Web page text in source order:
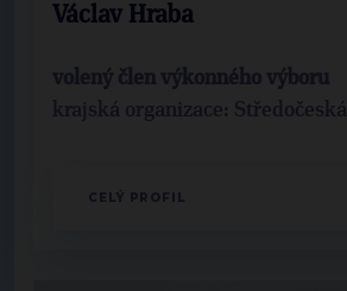
Václav Hraba
volený člen výkonného výboru
krajská organizace: Středočeská
CELÝ PROFIL